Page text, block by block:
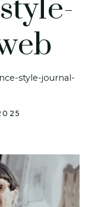
style-journal-